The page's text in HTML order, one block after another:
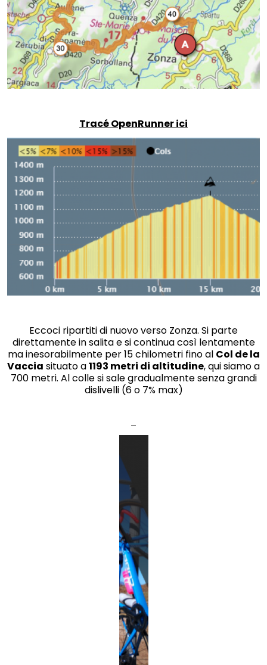
Tracé OpenRunner ici
Eccoci ripartiti di nuovo verso Zonza. Si parte
direttamente in salita e si continua così lentamente
ma inesorabilmente per 15 chilometri fino al Col de la
Vaccia situato a1193 metri di altitudine, qui siamo a
700 metri. Al colle si sale gradualmente senza grandi
dislivelli (6 o 7% max)